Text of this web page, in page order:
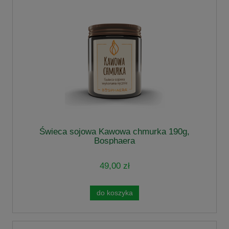
Świeca sojowa Kawowa chmurka 190g,
Bosphaera
49,00 zł
do koszyka